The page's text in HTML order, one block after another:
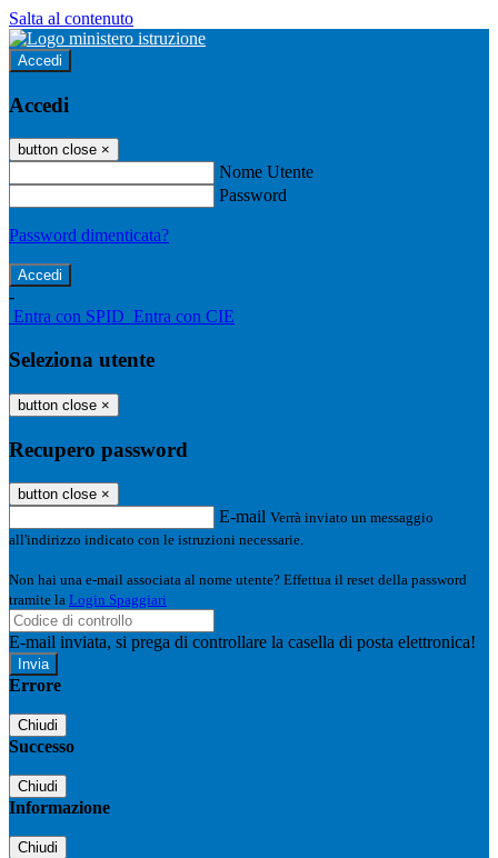
Salta al contenuto
Accedi
Accedi
button close ×
Nome Utente
Password
Password dimenticata?
-
Entra con SPID Entra con CIE
Seleziona utente
button close ×
Recupero password
button close ×
E-mail Verrà inviato un messaggio
all'indirizzo indicato con le istruzioni necessarie.
Non hai una e-mail associata al nome utente? Effettua il reset della password
tramite la Login Spaggiari
E-mail inviata, si prega di controllare la casella di posta elettronica!
Errore
Chiudi
Successo
Chiudi
Informazione
Chiudi